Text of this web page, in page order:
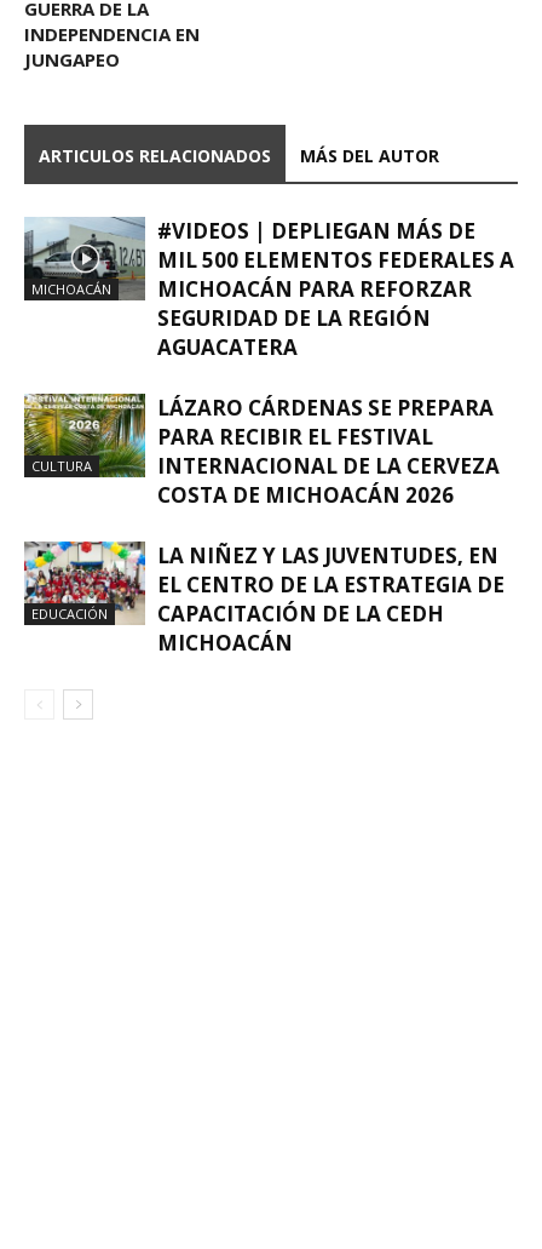
GUERRA DE LA
INDEPENDENCIA EN
JUNGAPEO
ARTICULOS RELACIONADOS MÁS DEL AUTOR
MICHOACÁN
#VIDEOS | DEPLIEGAN MÁS DE
MIL 500 ELEMENTOS FEDERALES A
MICHOACÁN PARA REFORZAR
SEGURIDAD DE LA REGIÓN
AGUACATERA
CULTURA
LÁZARO CÁRDENAS SE PREPARA
PARA RECIBIR EL FESTIVAL
INTERNACIONAL DE LA CERVEZA
COSTA DE MICHOACÁN 2026
EDUCACIÓN
LA NIÑEZ Y LAS JUVENTUDES, EN
EL CENTRO DE LA ESTRATEGIA DE
CAPACITACIÓN DE LA CEDH
MICHOACÁN